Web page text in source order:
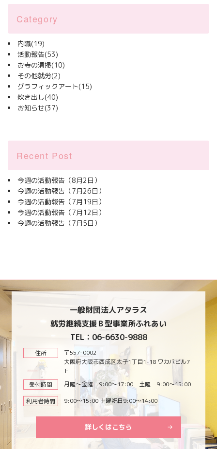
Category
内職(19)
活動報告(53)
お寺の清掃(10)
その他就労(2)
グラフィックアート(15)
炊き出し(40)
お知らせ(37)
Recent Post
今週の活動報告（8月2日）
今週の活動報告（7月26日）
今週の活動報告（7月19日）
今週の活動報告（7月12日）
今週の活動報告（7月5日）
一般財団法人アタラス
就労継続支援Ｂ型事業所ふれあい
TEL：06-6630-9888
住所
〒557-0002
大阪府大阪市西成区太子1丁目1-18 ワカバビル7
Ｆ
受付時間
月曜～金曜 9:00～17:00 土曜 9:00～15:00
利用者時間 9:00～15:00 土曜祝日9:00～14:00
詳しくはこちら